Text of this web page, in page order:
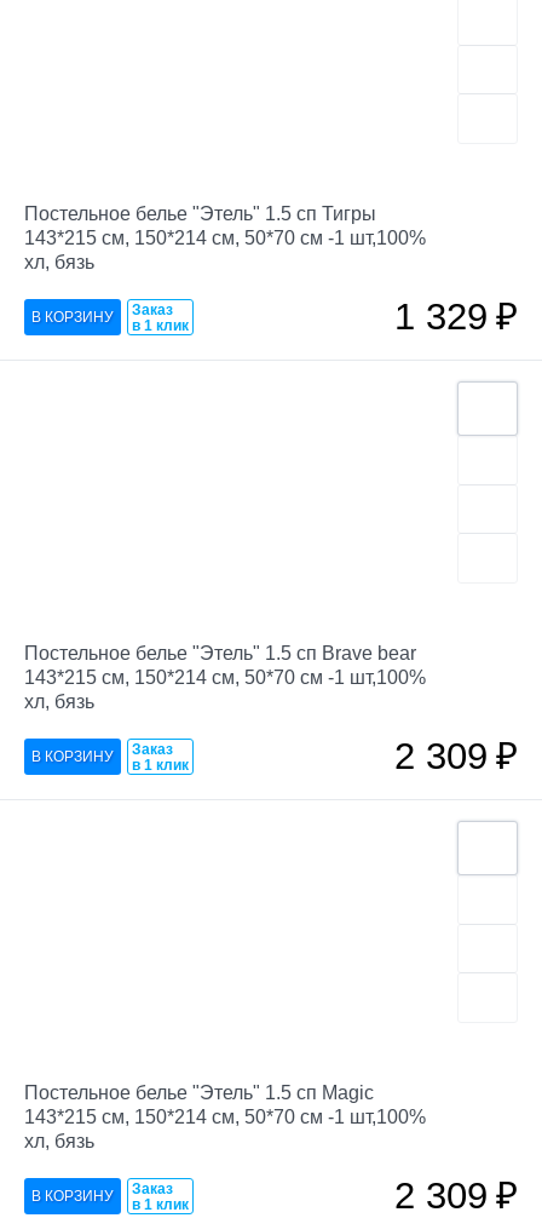
Постельное белье "Этель" 1.5 сп Тигры
143*215 см, 150*214 см, 50*70 см -1 шт,100%
хл, бязь
Заказ
в 1 клик
1 329₽
Постельное белье "Этель" 1.5 сп Brave bear
143*215 см, 150*214 см, 50*70 см -1 шт,100%
хл, бязь
Заказ
в 1 клик
2 309₽
Постельное белье "Этель" 1.5 сп Magic
143*215 см, 150*214 см, 50*70 см -1 шт,100%
хл, бязь
Заказ
в 1 клик
2 309₽